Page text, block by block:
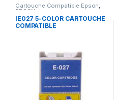
Cartouche Compatible Epson,
EPSON
IE027 5-COLOR CARTOUCHE
COMPATIBLE